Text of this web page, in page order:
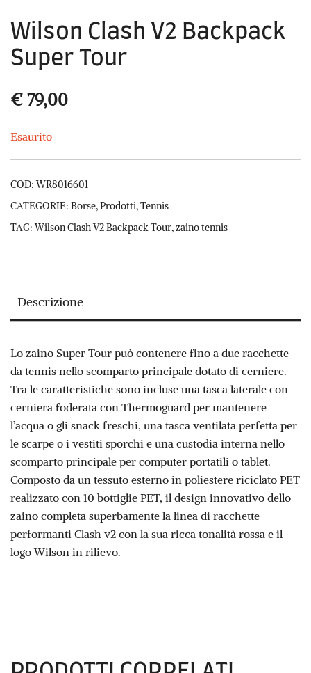
Wilson Clash V2 Backpack
Super Tour
€ 79,00
Esaurito
COD:WR8016601
CATEGORIE: Borse,Prodotti,Tennis
TAG:Wilson Clash V2 Backpack Tour,zaino tennis
Descrizione
Lo zaino Super Tour può contenere fino a due racchette
da tennis nello scomparto principale dotato di cerniere.
Tra le caratteristiche sono incluse una tasca laterale con
cerniera foderata con Thermoguard per mantenere
l’acqua o gli snack freschi, una tasca ventilata perfetta per
le scarpe o i vestiti sporchi e una custodia interna nello
scomparto principale per computer portatili o tablet.
Composto da un tessuto esterno in poliestere riciclato PET
realizzato con 10 bottiglie PET, il design innovativo dello
zaino completa superbamente la linea di racchette
performanti Clash v2 con la sua ricca tonalità rossa e il
logo Wilson in rilievo.